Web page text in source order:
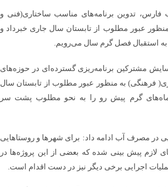
تدوین برنامه‌های مناسب ساختاری(فنی و
عبور مطلوب از تابستان سال جاری خبرداد و
به استقبال فصل گرم سال می‌رویم.
مشترکین‌ برنامه‌ریزی گسترده‌ای در حوزه‌های
فرهنگی) به منظور عبور مطلوب از تابستان سال
ماه‌های گرم پیش رو را به نحو مطلوب پشت سر
در مصرف آب ادامه داد: برای شهرها و روستاهایی
لازم پیش بینی شده که بعضی از این پروژه‌ها در
اجرایی برخی دیگر نیز در دست اقدام است.